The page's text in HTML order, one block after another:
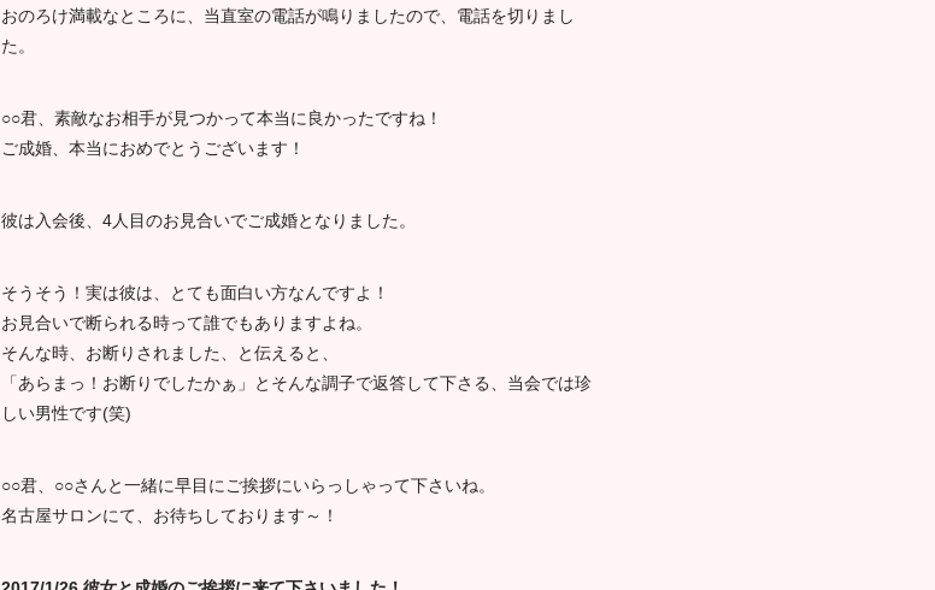
おのろけ満載なところに、当直室の電話が鳴りましたので、電話を切りまし
た。
○○君、素敵なお相手が見つかって本当に良かったですね！
ご成婚、本当におめでとうございます！
彼は入会後、4人目のお見合いでご成婚となりました。
そうそう！実は彼は、とても面白い方なんですよ！
お見合いで断られる時って誰でもありますよね。
そんな時、お断りされました、と伝えると、
「あらまっ！お断りでしたかぁ」とそんな調子で返答して下さる、当会では珍
しい男性です(笑)
○○君、○○さんと一緒に早目にご挨拶にいらっしゃって下さいね。
名古屋サロンにて、お待ちしております～！